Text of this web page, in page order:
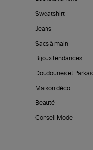
Sweatshirt
Jeans
Sacs à main
Bijoux tendances
Doudounes et Parkas
Maison déco
Beauté
Conseil Mode